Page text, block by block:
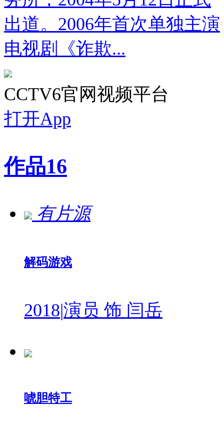
出道。2006年首次单独主演
电视剧《诈欺...
CCTV6官网视频平台
打开App
作品16
有片源
解码游戏
2018|演员 饰 闫岳
唬胆特工